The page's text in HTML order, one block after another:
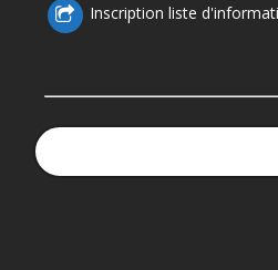
Inscription liste